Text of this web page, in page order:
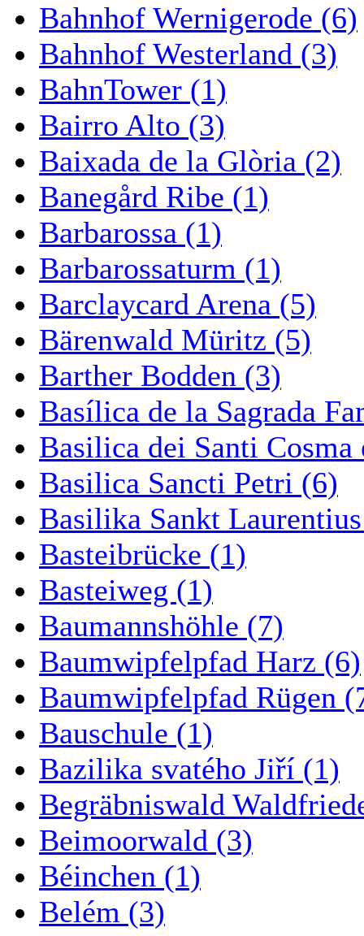
Bahnhof Wernigerode (6)
Bahnhof Westerland (3)
BahnTower (1)
Bairro Alto (3)
Baixada de la Glòria (2)
Banegård Ribe (1)
Barbarossa (1)
Barbarossaturm (1)
Barclaycard Arena (5)
Bärenwald Müritz (5)
Barther Bodden (3)
Basílica de la Sagrada
Basilica dei Santi
Basilica Sancti Petri (6)
Basilika Sankt
Basteibrücke (1)
Basteiweg (1)
Baumannshöhle (7)
Baumwipfelpfad Harz (6)
Baumwipfelpfad Rügen
Bauschule (1)
Bazilika svatého Jiří (1)
Begräbniswald
Beimoorwald (3)
Béinchen (1)
Belém (3)